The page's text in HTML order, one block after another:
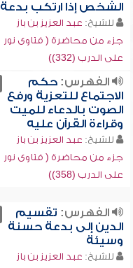
الشخص إذا ارتكب بدعة
للشيخ: عبد العزيز بن باز
جزء من محاضرة ( فتاوى نور
على الدرب (332))
الفهرس:حكم
الاجتماع للتعزية ورفع
الصوت بالدعاء للميت
وقراءة القرآن عليه
للشيخ: عبد العزيز بن باز
جزء من محاضرة ( فتاوى نور
على الدرب (358))
الفهرس: تقسيم
الدين إلى بدعة حسنة
وسيئة
للشيخ: عبد العزيز بن باز